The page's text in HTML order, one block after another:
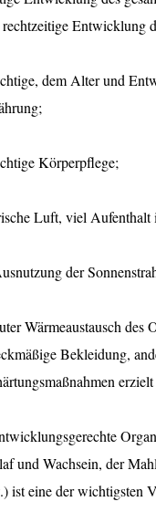
Entwicklung
dem Alter und
Körperpflege;
Luft, viel Aufenthalt
der
Wärmeaustausch des
Bekleidung,
und Wachsein, der
ist eine der wichtigsten